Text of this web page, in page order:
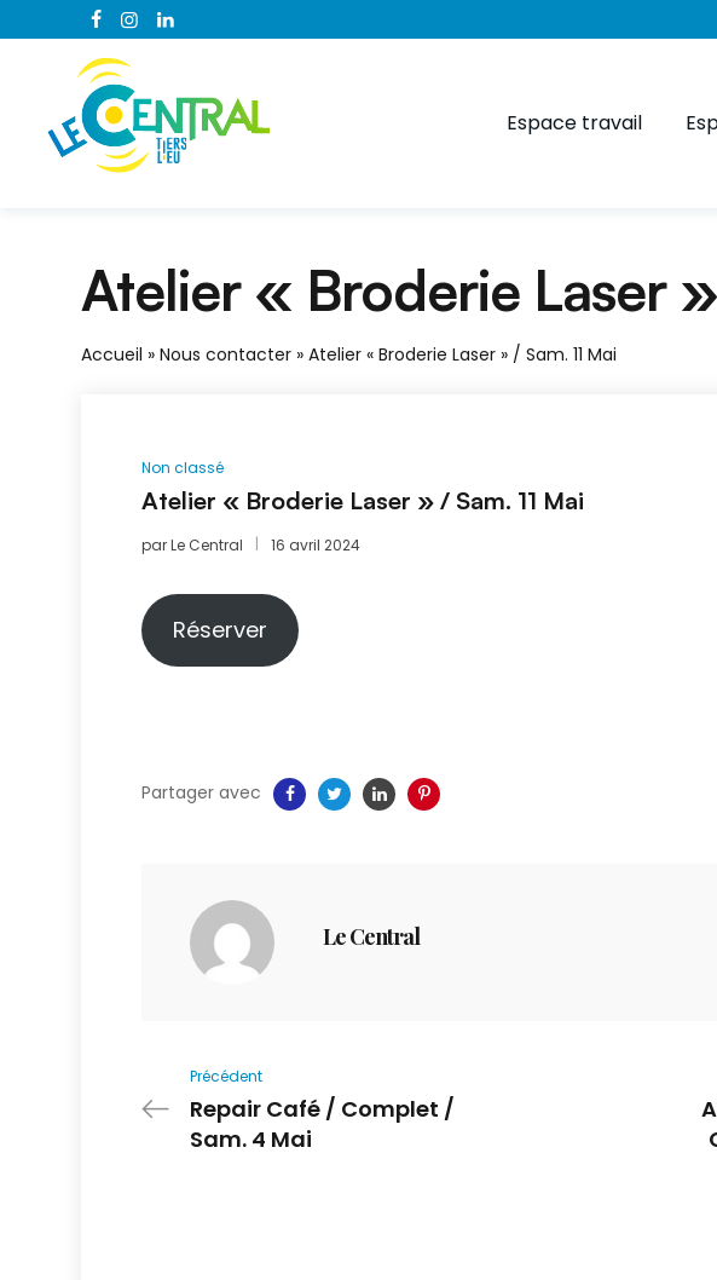
Espace travail
Atelier « Broderie Laser
Accueil »Nous contacter »Atelier « Broderie Laser » / Sam. 11 Mai
Non classé
Atelier « Broderie Laser » / Sam. 11 Mai
parLe Central 16 avril 2024
Réserver
Partager avec
Le Central
Précédent
Repair Café / Complet /
Sam. 4 Mai